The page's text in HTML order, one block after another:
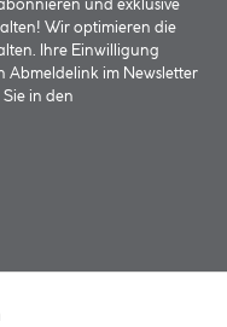
und exklusive
Wir optimieren die
Ihre Einwilligung
Abmeldelink im Newsletter
in den